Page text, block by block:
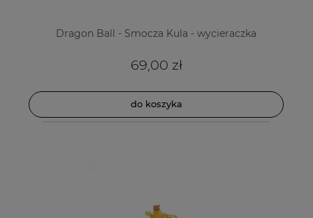
Dragon Ball - Smocza Kula - wycieraczka
69,00 zł
do koszyka